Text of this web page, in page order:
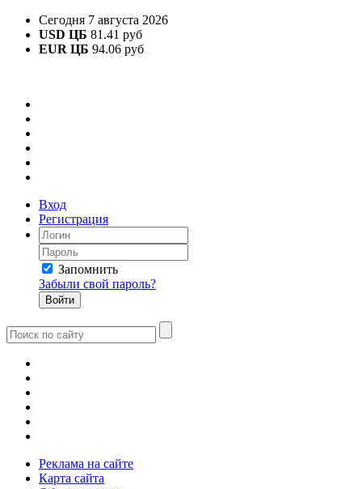
Сегодня 7 августа 2026
USD ЦБ 81.41 руб
EUR ЦБ 94.06 руб
Вход
Регистрация
Запомнить
Забыли свой пароль?
Реклама на сайте
Карта сайта